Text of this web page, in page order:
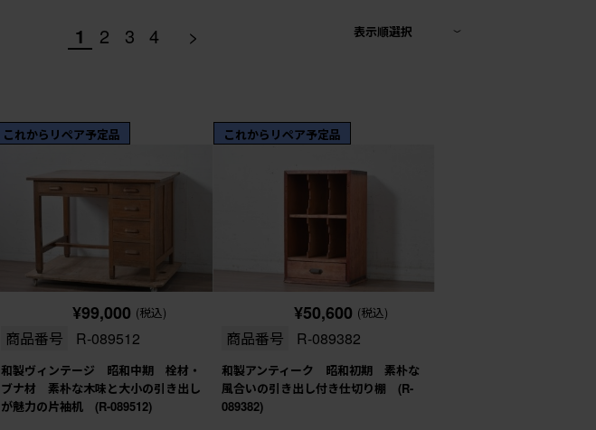
表示順選択
1 2 3 4 >
これからリペア予定品
¥99,000 (税込)
商品番号 R-089512
和製ヴィンテージ 昭和中期 栓材・
ブナ材 素朴な木味と大小の引き出し
が魅力の片袖机 (R-089512)
これからリペア予定品
¥50,600 (税込)
商品番号 R-089382
和製アンティーク 昭和初期 素朴な
風合いの引き出し付き仕切り棚 (R-
089382)